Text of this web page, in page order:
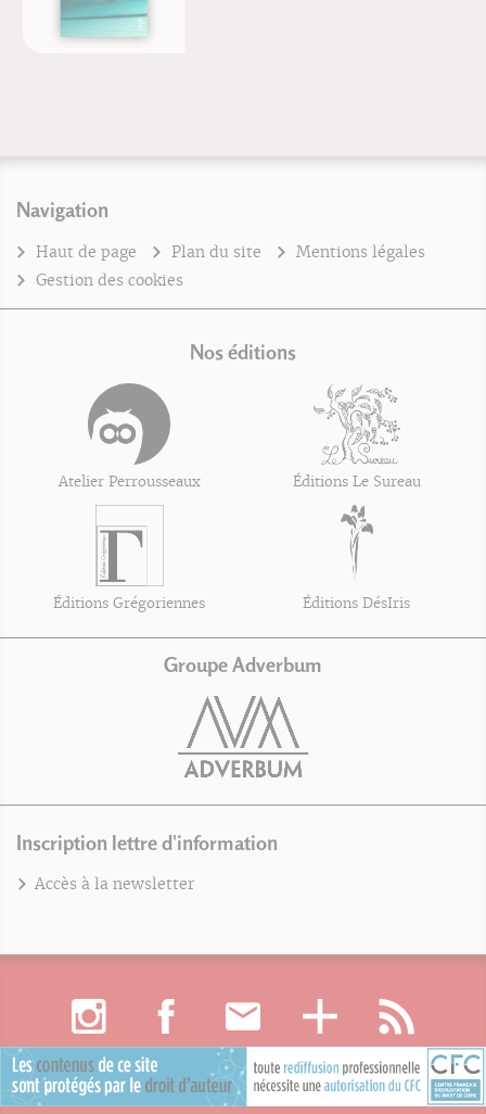
Navigation
Haut de page Plan du site
Mentions légales
Gestion des cookies
Nos éditions
Atelier Perrousseaux Éditions Le Sureau
Éditions Grégoriennes Éditions DésIris
Groupe Adverbum
Inscription lettre d'information
Accès à la newsletter